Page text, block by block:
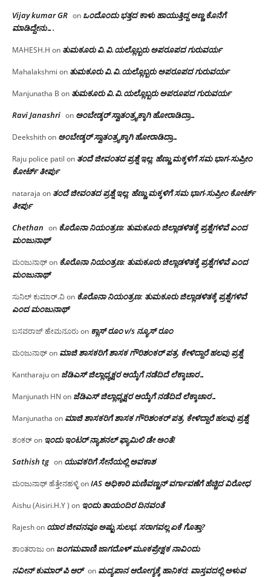
Vijay kumar GR on ಒಂದೊಂದು ಭತ್ತದ ಕಾಳು ಹಾಯುತ್ತಿದ್ದ ಅಣ್ಣ ಕೊನೆಗೆ
ಮಾಡಿದ್ದೇನು….
MAHESH.H on ತುಮಕೂರು‌ ವಿ.ವಿ.ಯಲ್ಲೊಬ್ಬರು ಅಪರೂಪದ ಗುರುವರ್ಯ
Mahalakshmi on ತುಮಕೂರು‌ ವಿ.ವಿ.ಯಲ್ಲೊಬ್ಬರು ಅಪರೂಪದ ಗುರುವರ್ಯ
Manjunatha B on ತುಮಕೂರು‌ ವಿ.ವಿ.ಯಲ್ಲೊಬ್ಬರು ಅಪರೂಪದ ಗುರುವರ್ಯ
Ravi Janashri on ಅಂಬೇಡ್ಕರ್ ಸ್ವಾತಂತ್ರ್ಯಕ್ಕಾಗಿ ಹೋರಾಡಿದ್ರಾ…
Deekshithon ಅಂಬೇಡ್ಕರ್ ಸ್ವಾತಂತ್ರ್ಯಕ್ಕಾಗಿ ಹೋರಾಡಿದ್ರಾ…
Raju police patil on ತಂದೆ ಜೀವಂತದ ಪ್ರಶ್ನೆ ಇಲ್ಲ: ಹೆಣ್ಣು ಮಕ್ಕಳಿಗೆ ಸಮ ಭಾಗ-ಸುಪ್ರೀಂ
ಕೋರ್ಟ್ ತೀರ್ಪು
nataraja on ತಂದೆ ಜೀವಂತದ ಪ್ರಶ್ನೆ ಇಲ್ಲ: ಹೆಣ್ಣು ಮಕ್ಕಳಿಗೆ ಸಮ ಭಾಗ-ಸುಪ್ರೀಂ ಕೋರ್ಟ್
ತೀರ್ಪು
Chethan on ಕೊರೊನಾ ನಿಯಂತ್ರಣ: ತುಮಕೂರು ಜಿಲ್ಲಾಡಳಿತಕ್ಕೆ ಪ್ರಶ್ನೆಗಳಿವೆ ಎಂದ
ಮಂಜು‌ನಾಥ್
ಮಂಜುನಾಥ್on ಕೊರೊನಾ ನಿಯಂತ್ರಣ: ತುಮಕೂರು ಜಿಲ್ಲಾಡಳಿತಕ್ಕೆ ಪ್ರಶ್ನೆಗಳಿವೆ ಎಂದ
ಮಂಜು‌ನಾಥ್
ಸುನಿಲ್ ಕುಮಾರ್.ವಿon ಕೊರೊನಾ ನಿಯಂತ್ರಣ: ತುಮಕೂರು ಜಿಲ್ಲಾಡಳಿತಕ್ಕೆ ಪ್ರಶ್ನೆಗಳಿವೆ
ಎಂದ ಮಂಜು‌ನಾಥ್
ಬಸವರಾಜ್ ಹೇಮನೂರುon ಕ್ಲಾಸ್ ರೂಂ v/s ನ್ಯೂಸ್ ರೂಂ
ಮಂಜುನಾಥ್on ಮಾಜಿ ಶಾಸಕರಿಗೆ ಶಾಸಕ ಗೌರಿಶಂಕರ್ ಪತ್ರ, ಕೇಳಿದ್ದಾರೆ ಹಲವು ಪ್ರಶ್ನೆ
Kantharajuon ಜೆಡಿಎಸ್ ಜಿಲ್ಲಾಧ್ಯಕ್ಷರ ಆಯ್ಕೆಗೆ ನಡೆದಿದೆ ಲೆಕ್ಕಾಚಾರ…
Manjunath HN on ಜೆಡಿಎಸ್ ಜಿಲ್ಲಾಧ್ಯಕ್ಷರ ಆಯ್ಕೆಗೆ ನಡೆದಿದೆ ಲೆಕ್ಕಾಚಾರ…
Manjunatha on ಮಾಜಿ ಶಾಸಕರಿಗೆ ಶಾಸಕ ಗೌರಿಶಂಕರ್ ಪತ್ರ, ಕೇಳಿದ್ದಾರೆ ಹಲವು ಪ್ರಶ್ನೆ
ಶಂಕರ್on ಇಂದು ಇಂಟರ್ ನ್ಯಾಶನಲ್ ಫ್ಯಾಮಿಲಿ ಡೇ ಅಂತೆ!
Sathish tg on ಯುವಕರಿಗೆ ಸೇನೆಯಲ್ಲಿ ಅವಕಾಶ
ಮಂಜುನಾಥ್ ಹೆತ್ತೇನಹಳ್ಳಿonIAS ಅಧಿಕಾರಿ ಮಣಿವಣ್ಣನ್ ವರ್ಗಾವಣೆಗೆ ಹೆಚ್ಚಿದ‌ ವಿರೋಧ
Aishu (Aisiri.H.Y ) on ಇಂದು ತಾಯಂದಿರ ದಿನವಂತೆ
Rajeshon ಯಾರ ಜೀವನವೂ ಅಷ್ಟು ಸುಲಭ, ಸರಾಗವಲ್ಲ ಏಕೆ ಗೊತ್ತಾ?
ಶಾಂತರಾಜುon ಜಂಗಮವಾಣಿ ಜಾಗದೊಳ್ ಮೂಕಪ್ರೇಕ್ಷಕ ನಾವಿಂದು
ನವೀನ್ ಕುಮಾರ್ ಪಿ ಆರ್ on ಮದ್ಯಪಾನ ಆರೋಗ್ಯಕ್ಕೆ ಹಾನಿಕರ; ವಾಸ್ತವದಲ್ಲಿ ಅಳುವ